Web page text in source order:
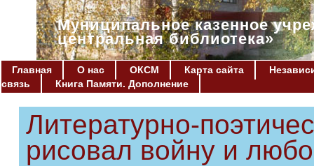
Муниципальное казенное
центральная библиотека»
Главная О нас ОКСМ Карта сайта
связь
Книга Памяти. Дополнение
Литературно-
рисовал войну и